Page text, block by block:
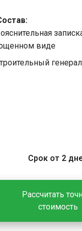
виде
Срок от 2
Рассчитать
стоимость